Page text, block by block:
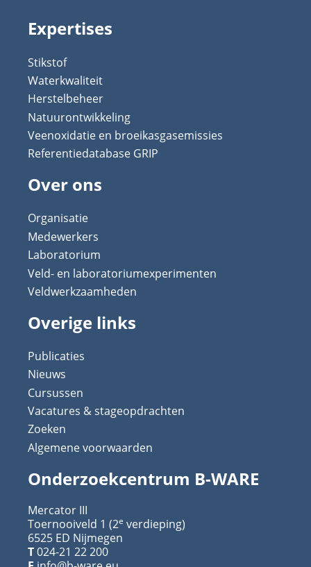
Expertises
Stikstof
Waterkwaliteit
Herstelbeheer
Natuurontwikkeling
Veenoxidatie en broeikasgasemissies
Referentiedatabase GRIP
Over ons
Organisatie
Medewerkers
Laboratorium
Veld- en laboratoriumexperimenten
Veldwerkzaamheden
Overige links
Publicaties
Nieuws
Cursussen
Vacatures & stageopdrachten
Zoeken
Algemene voorwaarden
Onderzoekcentrum B-WARE
Mercator III
Toernooiveld 1 (2e verdieping)
6525 ED Nijmegen
T024-21 22 200